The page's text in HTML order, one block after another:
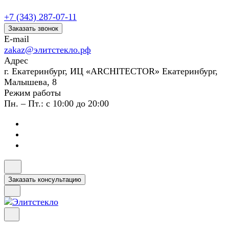
+7 (343) 287-07-11
Заказать звонок
E-mail
zakaz@элитстекло.рф
Адрес
г. Екатеринбург, ИЦ «ARCHITECTOR» Екатеринбург,
Малышева, 8
Режим работы
Пн. – Пт.: с 10:00 до 20:00
Заказать консультацию